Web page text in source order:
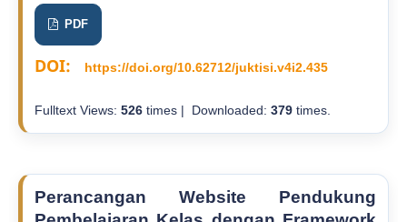
PDF
DOI: https://doi.org/10.62712/juktisi.v4i2.435
Fulltext Views: 526times | Downloaded: 379times.
Perancangan Website Pendukung